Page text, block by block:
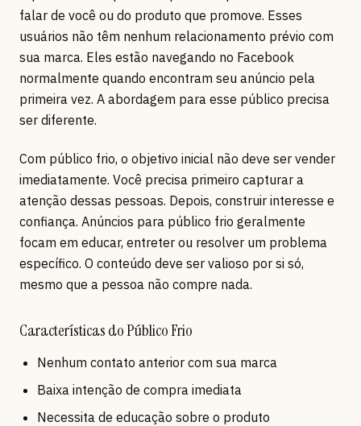
falar de você ou do produto que promove. Esses
usuários não têm nenhum relacionamento prévio com
sua marca. Eles estão navegando no Facebook
normalmente quando encontram seu anúncio pela
primeira vez. A abordagem para esse público precisa
ser diferente.
Com público frio, o objetivo inicial não deve ser vender
imediatamente. Você precisa primeiro capturar a
atenção dessas pessoas. Depois, construir interesse e
confiança. Anúncios para público frio geralmente
focam em educar, entreter ou resolver um problema
específico. O conteúdo deve ser valioso por si só,
mesmo que a pessoa não compre nada.
Características do Público Frio
Nenhum contato anterior com sua marca
Baixa intenção de compra imediata
Necessita de educação sobre o produto